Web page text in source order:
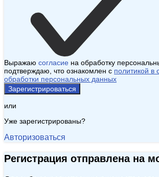
Выражаю согласие на обработку
подтверждаю, что ознакомлен с политикой в
обработки персональных данных
Зарегистрироваться
или
Уже зарегистрированы?
Авторизоваться
Регистрация отправлена на